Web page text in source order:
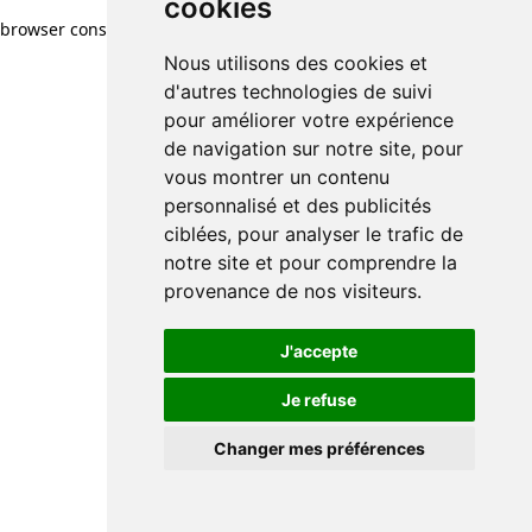
cookies
Nous utilisons des cookies et
d'autres technologies de suivi
pour améliorer votre expérience
de navigation sur notre site, pour
vous montrer un contenu
personnalisé et des publicités
ciblées, pour analyser le trafic de
notre site et pour comprendre la
provenance de nos visiteurs.
J'accepte
Je refuse
Changer mes préférences
browser console for more information)